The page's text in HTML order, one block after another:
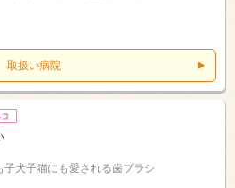
取扱い病院
子犬子猫にも愛される歯ブラシ